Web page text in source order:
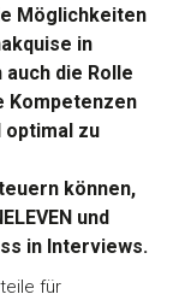
Möglichkeiten
in
die Rolle
Kompetenzen
optimal zu
können,
und
in Interviews.
für